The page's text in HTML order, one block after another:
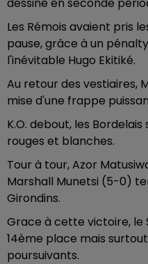
Les Rémois avaient pris
pause, grâce à un
l'inévitable Hugo Ekitiké.
Au retour des vestiaires,
mise d'une frappe
K.O. debout, les
rouges et blanches.
Tour à tour, Azor
Marshall Munetsi (5-0)
Girondins.
Grace à cette victoire, le
14ème place mais
poursuivants.